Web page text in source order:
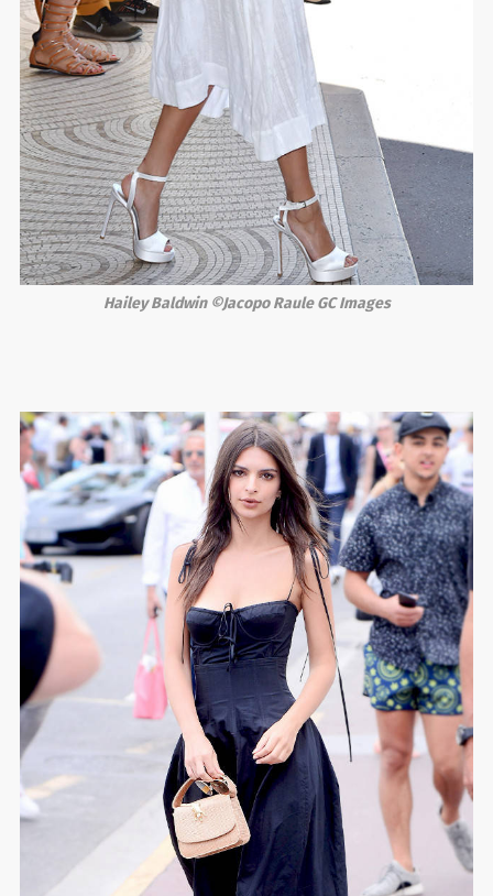
Hailey Baldwin ©Jacopo Raule GC Images